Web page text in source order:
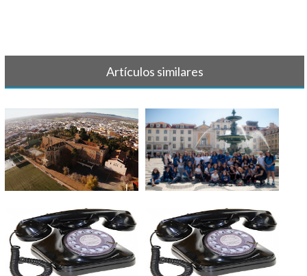
Artículos similares
TORNEO - VI ENCUENTRO
IBÉRICO EN VI[...]
VIAJE - Torneo Lisboa Abril
2017